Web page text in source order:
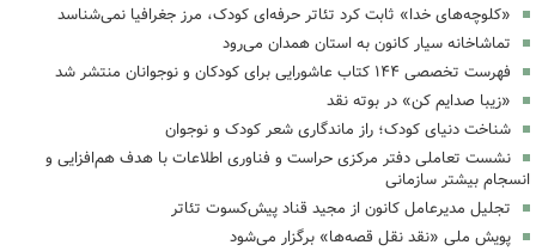
«کلوچه‌های خدا» ثابت کرد تئاتر حرفه‌ای کودک، مرز جغرافیا نمی‌شناسد
تماشاخانه سیار کانون به استان همدان می‌رود
فهرست تخصصی ۱۴۴ کتاب عاشورایی برای کودکان و نوجوانان منتشر شد
«زیبا صدایم کن» در بوته نقد
شناخت دنیای کودک؛ راز ماندگاری شعر کودک و نوجوان
نشست تعاملی دفتر مرکزی حراست و فناوری اطلاعات با هدف هم‌افزایی و
انسجام بیشتر سازمانی
تجلیل مدیرعامل کانون از مجید قناد پیش‌کسوت تئاتر
پویش ملی «نقد نقل قصه‌ها» برگزار می‌شود